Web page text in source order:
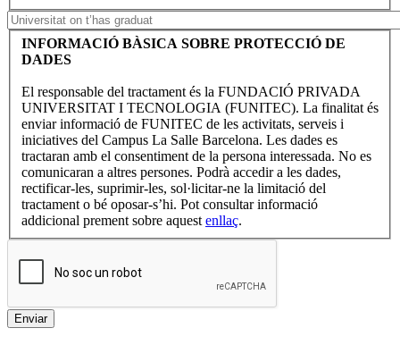
INFORMACIÓ BÀSICA SOBRE PROTECCIÓ DE
DADES
El responsable del tractament és la FUNDACIÓ PRIVADA
UNIVERSITAT I TECNOLOGIA (FUNITEC). La finalitat és
enviar informació de FUNITEC de les activitats, serveis i
iniciatives del Campus La Salle Barcelona. Les dades es
tractaran amb el consentiment de la persona interessada. No es
comunicaran a altres persones. Podrà accedir a les dades,
rectificar-les, suprimir-les, sol·licitar-ne la limitació del
tractament o bé oposar-s’hi. Pot consultar informació
addicional prement sobre aquest enllaç.